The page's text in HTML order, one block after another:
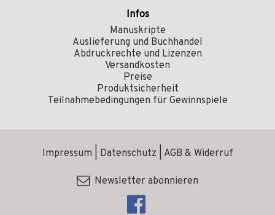
Infos
Manuskripte
Auslieferung und Buchhandel
Abdruckrechte und Lizenzen
Versandkosten
Preise
Produktsicherheit
Teilnahmebedingungen für Gewinnspiele
Impressum Datenschutz AGB & Widerruf
Newsletter abonnieren